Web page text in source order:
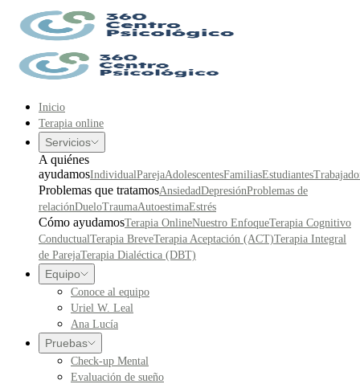
Inicio
Terapia online
Servicios
A quiénes
ayudamosIndividualParejaAdolescentesFamiliasEstudiantes
Problemas que tratamosAnsiedadDepresiónProblemas de
relaciónDueloTraumaAutoestimaEstrés
Cómo ayudamosTerapia OnlineNuestro EnfoqueTerapia Cognitivo
ConductualTerapia BreveTerapia Aceptación (ACT)Terapia Integral
de ParejaTerapia Dialéctica (DBT)
Equipo
Conoce al equipo
Uriel W. Leal
Ana Lucía
Pruebas
Check-up Mental
Evaluación de sueño